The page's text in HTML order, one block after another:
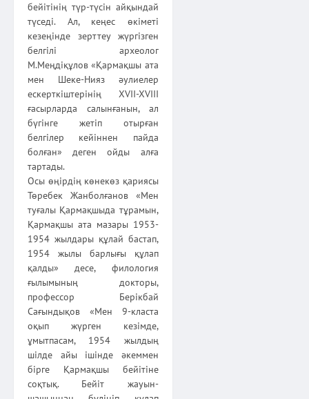
бейітінің түр-түсін айқындай
түседі. Ал, кеңес өкіметі
кезеңінде зерттеу жүргізген
белгілі археолог
М.Меңдіқұлов «Қармақшы ата
мен Шеке-Нияз әулиелер
ескерткіштерінің XVII-XVIII
ғасырларда салынғанын, ал
бүгінге жетіп отырған
белгілер кейіннен пайда
болған» деген ойды алға
тартады.
Осы өңірдің көнекөз қариясы
Төребек Жанболғанов «Мен
туғалы Қармақшыда тұрамын,
Қармақшы ата мазары 1953-
1954 жылдары құлай бастап,
1954 жылы барлығы құлап
қалды» десе, филология
ғылымының докторы,
профессор Берікбай
Сағындықов «Мен 9-класта
оқып жүрген кезімде,
ұмытпасам, 1954 жылдың
шілде айы ішінде әкеммен
бірге Қармақшы бейітіне
соқтық. Бейіт жауын-